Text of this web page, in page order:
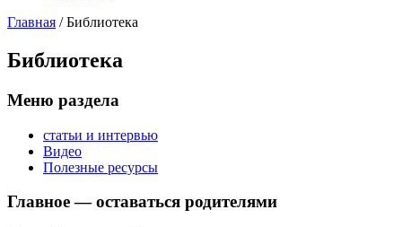
Главная /Библиотека
Библиотека
Меню раздела
статьи и интервью
Видео
Полезные ресурсы
Главное — оставаться родителями